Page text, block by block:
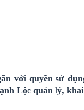
với quyền sử
Lộc quản lý,